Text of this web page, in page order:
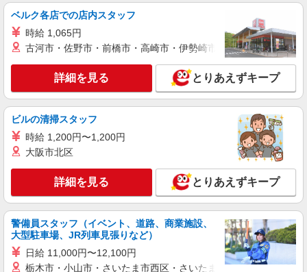
験により異なる ※試用期間中の給与も同額です。
★合計10万円の“入社祝い金”を支給いたします！
（10ヶ月勤務した方） ※ご入社いただいてから10
ヶ月間、 毎月1万円を給与振り込みいたします。
※社内規定あり
埼玉県さいたま市北区宮原町1丁目854-1 ステ
キープ 詳細を見る
アルバイト パート
王様のお菓子ランド
販売スタッフ
［アルバイト・パート］時給1,150円
埼玉県さいたま市北区宮原町1丁目854-1 ステ
ラタウン
キープ 詳細を見る
アルバイト パート
マツモトキヨシ
接客・販売スタッフ
ベルク各店での店内スタッフ
時給 1,065円
古河市・佐野市・前橋市・高崎市・伊勢崎市・太田市・館林市
詳細を見る とりあえずキープ
ビルの清掃スタッフ
時給 1,200円〜1,200円
大阪市北区
詳細を見る とりあえずキープ
警備員スタッフ（イベント、道路、商業施設、
大型駐車場、JR列車見張りなど）
日給 11,000円〜12,100円
栃木市・小山市・さいたま市西区・さいたま市岩槻区・久喜市・